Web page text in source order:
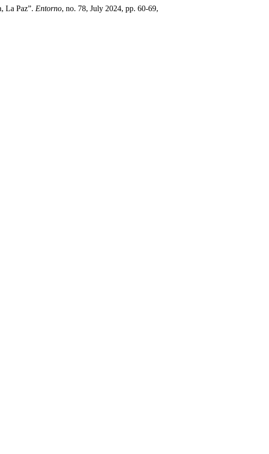
La Paz”. Entorno, no. 78, July 2024, pp. 60-69,